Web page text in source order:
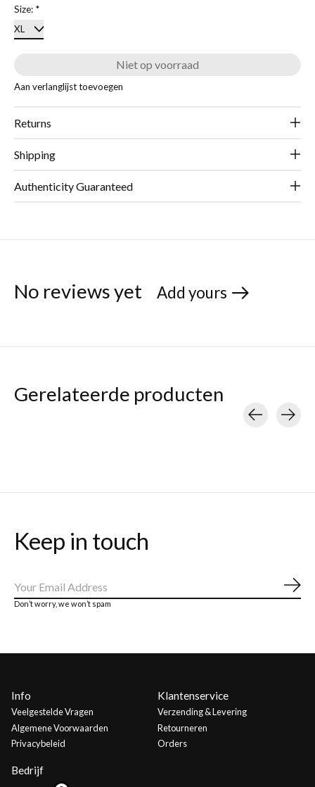
Size: *
Niet op voorraad
Aan verlanglijst toevoegen
Returns
Shipping
Authenticity Guaranteed
No reviews yet Add yours
Gerelateerde producten
Keep in touch
Don’t worry, we won’t spam
Info
Veelgestelde Vragen
Algemene Voorwaarden
Privacybeleid
Klantenservice
Verzending & Levering
Retourneren
Orders
Bedrijf